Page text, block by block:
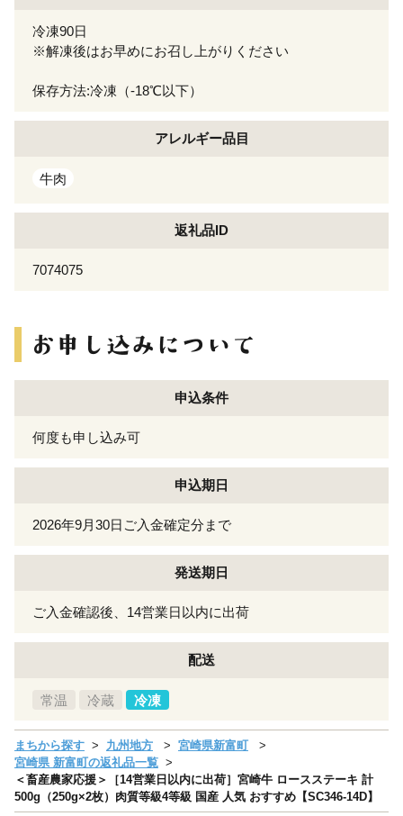
冷凍90日
※解凍後はお早めにお召し上がりください
保存方法:冷凍（-18℃以下）
アレルギー品目
牛肉
返礼品ID
7074075
申込条件
何度も申し込み可
申込期日
2026年9月30日ご入金確定分まで
発送期日
ご入金確認後、14営業日以内に出荷
配送
常温 冷蔵 冷凍
まちから探す 九州地方
宮崎県新富町
宮崎県 新富町の返礼品一覧
＜畜産農家応援＞［14営業日以内に出荷］宮崎牛 ロースステーキ 計
500g（250g×2枚）肉質等級4等級 国産 人気 おすすめ【SC346-14D】